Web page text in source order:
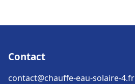
Contact
contact@chauffe-eau-solaire-4.fr